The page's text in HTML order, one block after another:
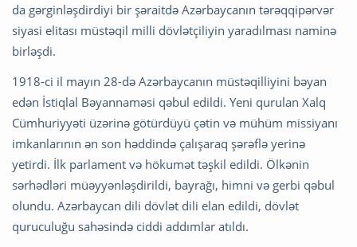
da gərginləşdirdiyi bir şəraitdə Azərbaycanın tərəqqipərvər
siyasi elitası müstəqil milli dövlətçiliyin yaradılması naminə
birləşdi.
1918-ci il mayın 28-də Azərbaycanın müstəqilliyini bəyan
edən İstiqlal Bəyannaməsi qəbul edildi. Yeni qurulan Xalq
Cümhuriyyəti üzərinə götürdüyü çətin və mühüm missiyanı
imkanlarının ən son həddində çalışaraq şərəflə yerinə
yetirdi. İlk parlament və hökumət təşkil edildi. Ölkənin
sərhədləri müəyyənləşdirildi, bayrağı, himni və gerbi qəbul
olundu. Azərbaycan dili dövlət dili elan edildi, dövlət
quruculuğu sahəsində ciddi addımlar atıldı.